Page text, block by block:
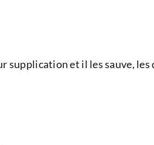
supplication et il les sauve, les